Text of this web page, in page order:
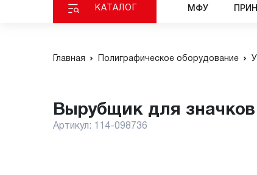
КАТАЛОГ МФУ
Главная Полиграфическое оборудование
Вырубщик для
Артикул: 114-098736